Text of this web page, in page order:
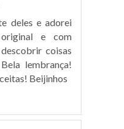
deles e adorei
e com
coisas
lembrança!
Beijinhos